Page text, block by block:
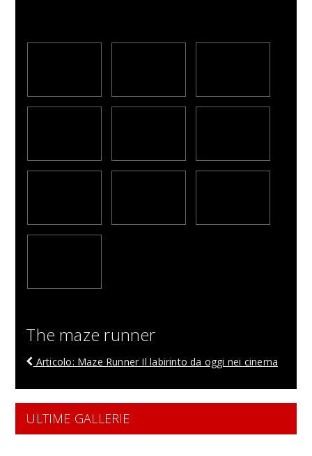
The maze runner
Articolo: Maze Runner Il labirinto da oggi nei cinema
ULTIME GALLERIE